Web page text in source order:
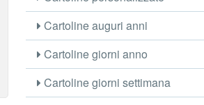
Cartoline auguri anni
Cartoline giorni anno
Cartoline giorni settimana